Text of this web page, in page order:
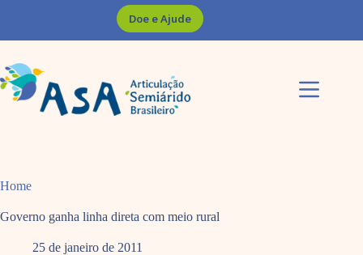
Doe e Ajude
Home
Governo ganha linha direta com meio rural
25 de janeiro de 2011